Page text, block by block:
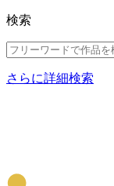
検索
さらに詳細検索